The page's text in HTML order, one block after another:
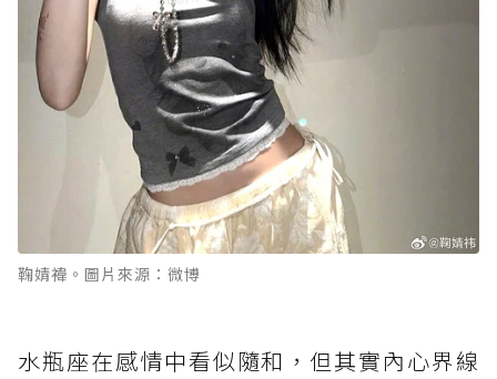
鞠婧禕。圖片來源：微博
水瓶座在感情中看似隨和，但其實內心界線